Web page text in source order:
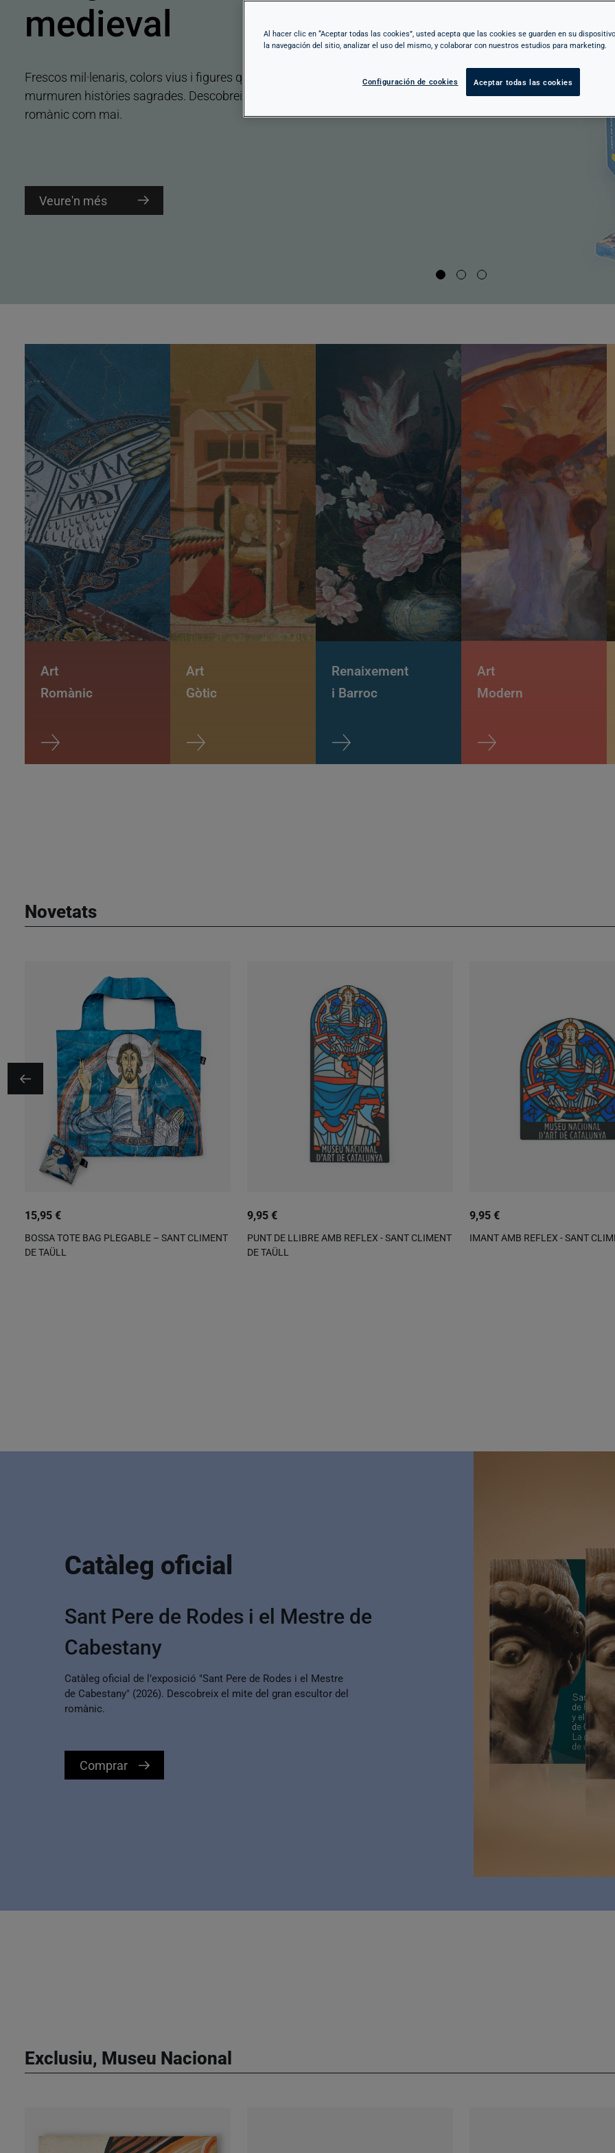
De l'art de Ramon Casas al de Lluís Masriera, del geni de
Gaudí a l'audàcia del Noucentisme, submergeix-te en un
univers on la creativitat trenca esquemes i l'art es
reinventa.
Art
Romànic
Art
Gòtic
Renaixement
i Barroc
Art
Modern
Novetats
15,95 €
BOSSA TOTE BAG PLEGABLE – SANT CLIMENT
DE TAÜLL
9,95 €
PUNT DE LLIBRE AMB REFLEX - SANT CLIMENT
DE TAÜLL
9,95 €
IMANT AMB REFLEX - SANT
Catàleg oficial
Sant Pere de Rodes i el Mestre de
Cabestany
Catàleg oficial de l’exposició "Sant Pere de Rodes i el Mestre
de Cabestany" (2026). Descobreix el mite del gran escultor del
romànic.
Comprar
Exclusiu, Museu Nacional
Al hacer clic en “Aceptar todas las cookies”, usted acepta que las cookies se guarden en su
la navegación del sitio, analizar el uso del mismo, y colaborar con nuestros estudios para marketing.
Configuración de cookies Aceptar todas las cookies